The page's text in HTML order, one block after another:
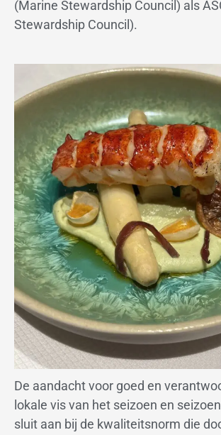
(Marine Stewardship Council) als
Stewardship Council).
De aandacht voor goed en
lokale vis van het seizoen en
sluit aan bij de kwaliteitsnorm die